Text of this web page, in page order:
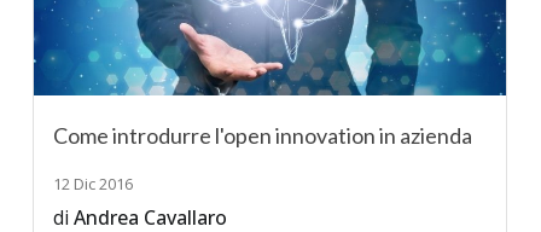
Come introdurre l'open innovation in azienda
12 Dic 2016
diAndrea Cavallaro